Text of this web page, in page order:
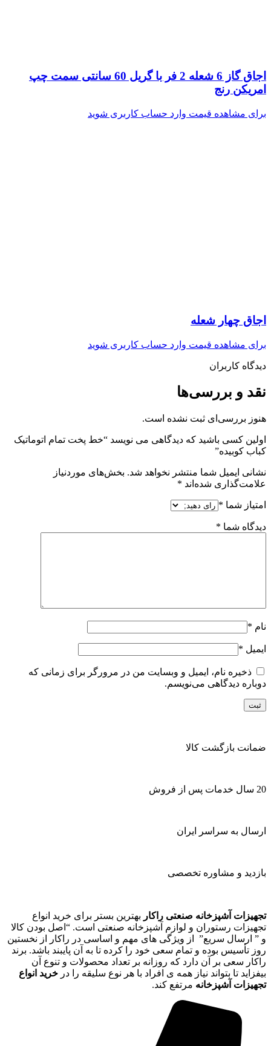
اجاق گاز 6 شعله 2 فر با گریل 60 سانتی سمت چپ
امریکن رنج
برای مشاهده قیمت وارد حساب کاربری شوید
اجاق چهار شعله
برای مشاهده قیمت وارد حساب کاربری شوید
دیدگاه کاربران
نقد و بررسی‌ها
هنوز بررسی‌ای ثبت نشده است.
اولین کسی باشید که دیدگاهی می نویسد “خط پخت تمام اتوماتیک
کباب کوبیده”
نشانی ایمیل شما منتشر نخواهد شد. بخش‌های موردنیاز
علامت‌گذاری شده‌اند *
امتیاز شما *
دیدگاه شما *
نام *
ایمیل *
ذخیره نام، ایمیل و وبسایت من در مرورگر برای زمانی که
دوباره دیدگاهی می‌نویسم.
ضمانت بازگشت کالا
20 سال خدمات پس از فروش
ارسال به سراسر ایران
بازدید و مشاوره تخصصی
تجهیزات آشپزخانه صنعتی راکار بهترین بستر برای خرید انواع
تجهیزات رستوران و لوازم آشپزخانه صنعتی است. “اصل بودن کالا
و ” ارسال سریع” از ویژگی های مهم و اساسی در راکار از نخستین
روز تأسیس بوده و تمام سعی خود را کرده تا به آن پایبند باشد. برند
راکار سعی بر آن دارد که روزانه بر تعداد محصولات و تنوع آن
بیفزاید تا بتواند نیاز همه ی افراد با هر نوع سلیقه را در خرید انواع
تجهیزات آشپزخانه مرتفع کند.